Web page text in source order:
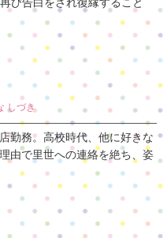
しづき
勤務。高校時代、他に好きな
由で里世への連絡を絶ち、姿